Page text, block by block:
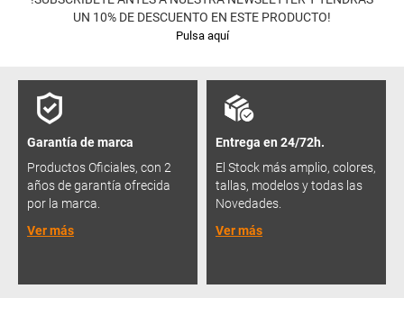
UN 10% DE DESCUENTO EN ESTE PRODUCTO!
Pulsa aquí
Garantía de marca
Productos Oficiales, con 2
años de garantía ofrecida
por la marca.
Ver más
Entrega en 24/72h.
El Stock más amplio, colores,
tallas, modelos y todas las
Novedades.
Ver más